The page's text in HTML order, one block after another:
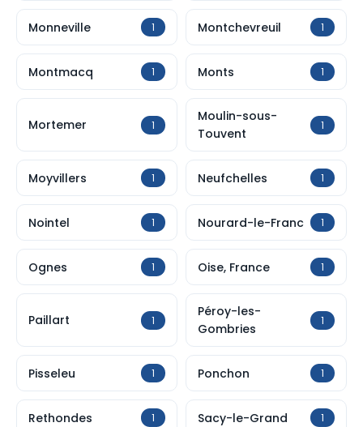
Monneville 1 Montchevreuil 1
Montmacq 1 Monts 1
Mortemer 1
Moulin-sous-
Touvent
1
Moyvillers 1 Neufchelles 1
Nointel 1 Nourard-le-Franc 1
Ognes 1 Oise, France 1
Paillart 1
Péroy-les-
Gombries
1
Pisseleu 1 Ponchon 1
Rethondes 1 Sacy-le-Grand 1